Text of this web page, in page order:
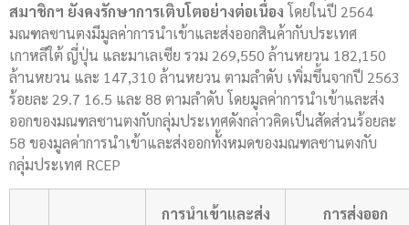
สมาชิกฯ ยังคงรักษาการเติบโตอย่างต่อเนื่อง โดยในปี 2564
มณฑลซานตงมีมูลค่าการนำเข้าและส่งออกสินค้ากับประเทศ
เกาหลีใต้ ญี่ปุ่น และมาเลเซีย รวม 269,550 ล้านหยวน 182,150
ล้านหยวน และ 147,310 ล้านหยวน ตามลำดับ เพิ่มขึ้นจากปี 2563
ร้อยละ 29.7 16.5 และ 88 ตามลำดับ โดยมูลค่าการนำเข้าและส่ง
ออกของมณฑลซานตงกับกลุ่มประเทศดังกล่าวคิดเป็นสัดส่วนร้อยละ
58 ของมูลค่าการนำเข้าและส่งออกทั้งหมดของมณฑลซานตงกับ
กลุ่มประเทศ RCEP
การนำเข้าและส่ง
การส่งออก